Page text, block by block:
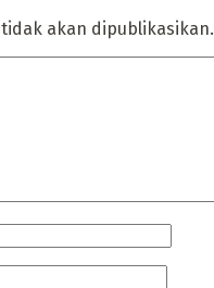
akan dipublikasikan.